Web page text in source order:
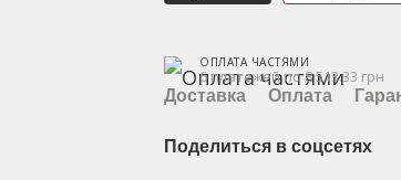
ОПЛАТА ЧАСТЯМИ
6 платежей по 8 513.33 грн
Доставка Оплата
Поделиться в соцсетях